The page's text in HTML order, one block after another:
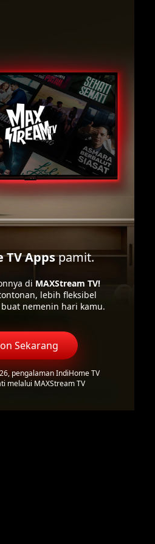
TV Appspamit.
di MAXStream TV!
lebih fleksibel
nemenin hari kamu.
Sekarang
pengalaman IndiHome TV
melalui MAXStream TV